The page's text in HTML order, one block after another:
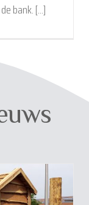
bank. [...]